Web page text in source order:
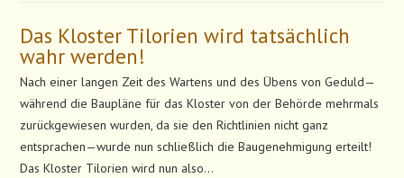
Das Kloster Tilorien wird tatsächlich
wahr werden!
Nach einer langen Zeit des Wartens und des Übens von Geduld—
während die Baupläne für das Kloster von der Behörde mehrmals
zurückgewiesen wurden, da sie den Richtlinien nicht ganz
entsprachen—wurde nun schließlich die Baugenehmigung erteilt!
Das Kloster Tilorien wird nun also…